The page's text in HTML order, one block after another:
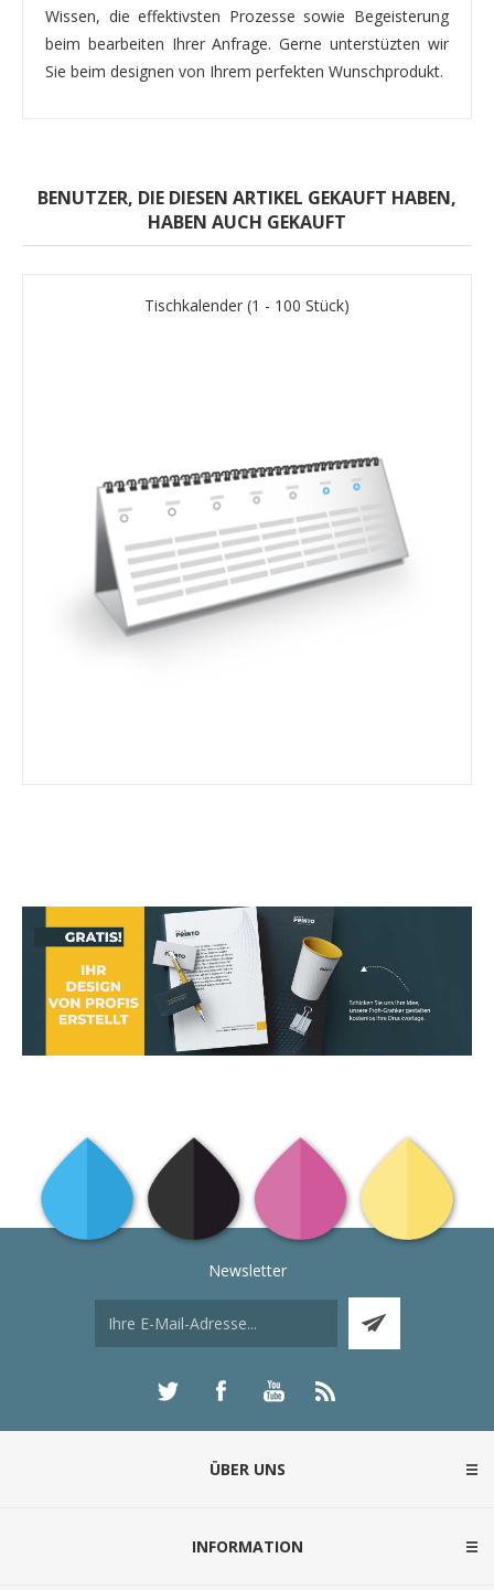
Wissen, die effektivsten Prozesse sowie Begeisterung
beim bearbeiten Ihrer Anfrage. Gerne unterstüzten wir
Sie beim designen von Ihrem perfekten Wunschprodukt.
BENUTZER, DIE DIESEN ARTIKEL GEKAUFT HABEN,
HABEN AUCH GEKAUFT
Tischkalender (1 - 100 Stück)
Newsletter
ÜBER UNS
INFORMATION